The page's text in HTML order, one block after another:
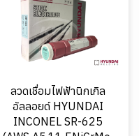
ลวดเชื่อมไฟฟ้านิกเกิล
อัลลอยด์ HYUNDAI
INCONEL SR-625